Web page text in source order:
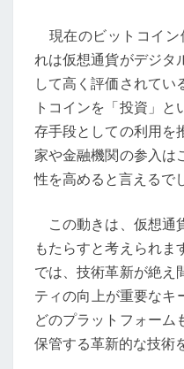
現在のビットコイン
れは仮想通貨がデジタ
して高く評価されてい
トコインを「投資」
存手段としての利用を
家や金融機関の参入は
性を高めると言えるで
この動きは、仮想通
もたらすと考えられま
では、技術革新が絶え
ティの向上が重要なキ
どのプラットフォーム
保管する革新的な技術